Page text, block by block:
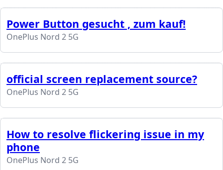
Power Button gesucht , zum kauf!
OnePlus Nord 2 5G
official screen replacement source?
OnePlus Nord 2 5G
How to resolve flickering issue in my
phone
OnePlus Nord 2 5G